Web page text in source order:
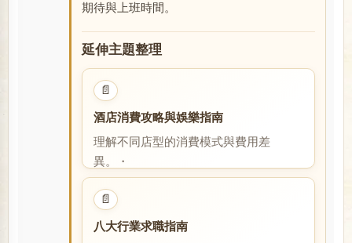
期待與上班時間。
延伸主題整理
📄
酒店消費攻略與娛樂指南
理解不同店型的消費模式與費用差
異。・
閱讀全文
📄
八大行業求職指南